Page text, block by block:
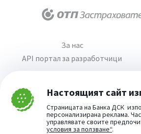
Затвори Настоящият сайт
Страницата на Банка ДСК
персонализирана реклама.
управлявате своите
условия за ползване“.
За нас
API портал за разработчици
Cookie consent change